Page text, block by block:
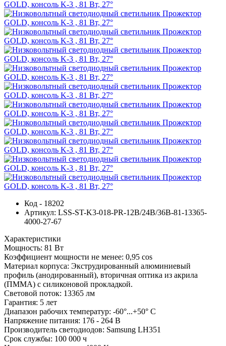
Код - 18202
Артикул: LSS-ST-K3-018-PR-12В/24В/36В-81-13365-
4000-27-67
Характеристики
Мощность: 81 Вт
Коэффициент мощности не менее: 0,95 cos
Материал корпуса: Экструдированный алюминиевый
профиль (анодированный), вторичная оптика из акрила
(ПММА) с силиконовой прокладкой.
Световой поток: 13365 лм
Гарантия: 5 лет
Диапазон рабочих температур: -60°...+50° C
Напряжение питания: 176 - 264 В
Производитель светодиодов: Samsung LH351
Срок службы: 100 000 ч